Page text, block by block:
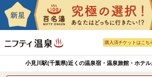
購入済チケットはこち
小見川駅(千葉県)近くの温泉宿・温泉旅館・ホテ